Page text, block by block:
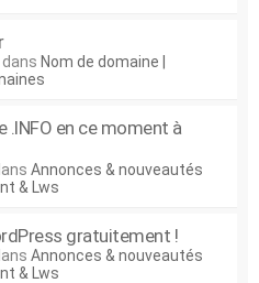
dans Nom de domaine |
.INFO en ce moment à
Annonces & nouveautés
& Lws
gratuitement !
Annonces & nouveautés
& Lws